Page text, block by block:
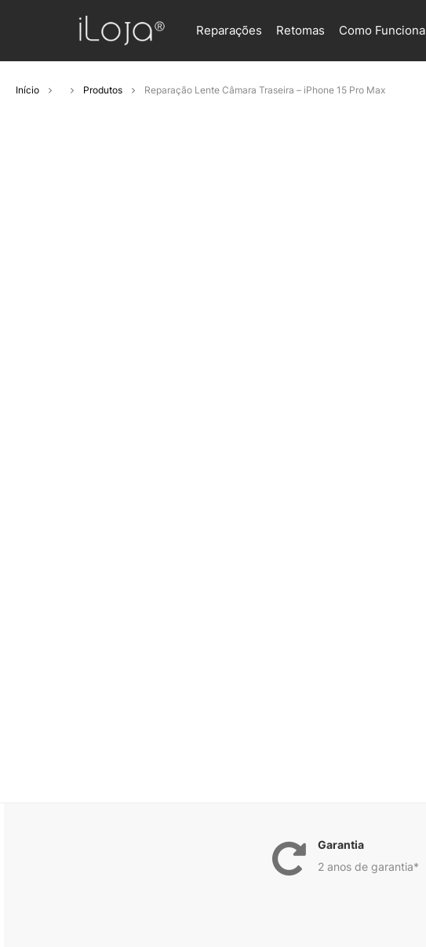
Reparações Retomas Como Funciona
Início Produtos Reparação Lente Câmara Traseira – iPhone 15 Pro Max
Garantia
2 anos de garantia*